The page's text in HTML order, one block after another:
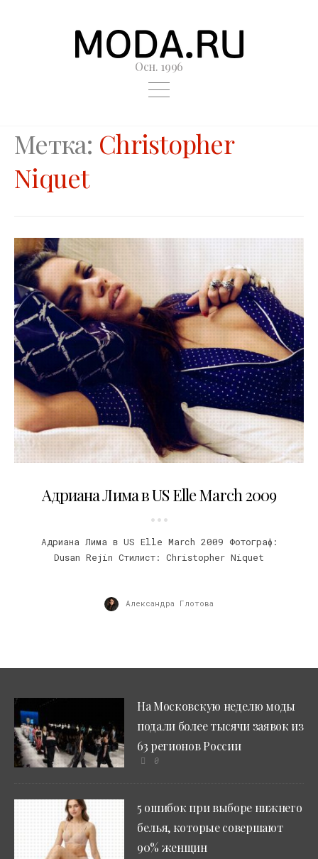
Осн. 1996
Метка: Christopher
Niquet
Адриана Лима в US Elle March 2009
Адриана Лима в US Elle March 2009 Фотограф:
Dusan Rejin Стилист: Christopher Niquet
Александра Глотова
На Московскую неделю моды
подали более тысячи заявок из
63 регионов России
0
5 ошибок при выборе нижнего
белья, которые совершают
90% женщин